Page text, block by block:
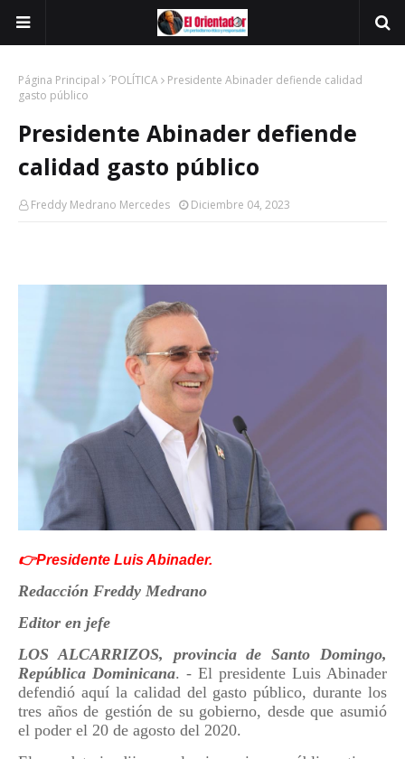
Página Principal ´POLÍTICA
Presidente Abinader defiende calidad
gasto público
Presidente Abinader defiende
calidad gasto público
Freddy Medrano Mercedes Diciembre 04, 2023
👉Presidente Luis Abinader.
Redacción Freddy Medrano
Editor en jefe
LOS ALCARRIZOS, provincia de Santo Domingo,
República Dominicana. - El presidente Luis Abinader
defendió aquí la calidad del gasto público, durante los
tres años de gestión de su gobierno, desde que asumió
el poder el 20 de agosto del 2020.